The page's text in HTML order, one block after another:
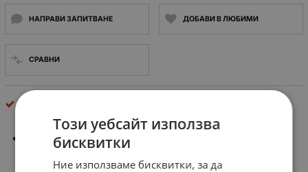
НАПРАВИ ЗАПИТВАНЕ ДОБАВИ В ЛЮБИМИ
СРАВНИ
КУТИЯ ЗА ПУСКАТЕЛ 25А Височина: 200mm Ширина:
90mm Дълбочина: 105mm
Този уебсайт използва
бисквитки
Ние използваме бисквитки, за да